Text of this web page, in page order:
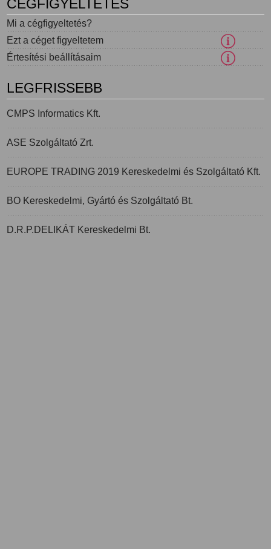
CÉGFIGYELTETÉS
Mi a cégfigyeltetés?
Ezt a céget figyeltetem
Értesítési beállításaim
LEGFRISSEBB
CMPS Informatics Kft.
ASE Szolgáltató Zrt.
EUROPE TRADING 2019 Kereskedelmi és Szolgáltató Kft.
BO Kereskedelmi, Gyártó és Szolgáltató Bt.
D.R.P.DELIKÁT Kereskedelmi Bt.